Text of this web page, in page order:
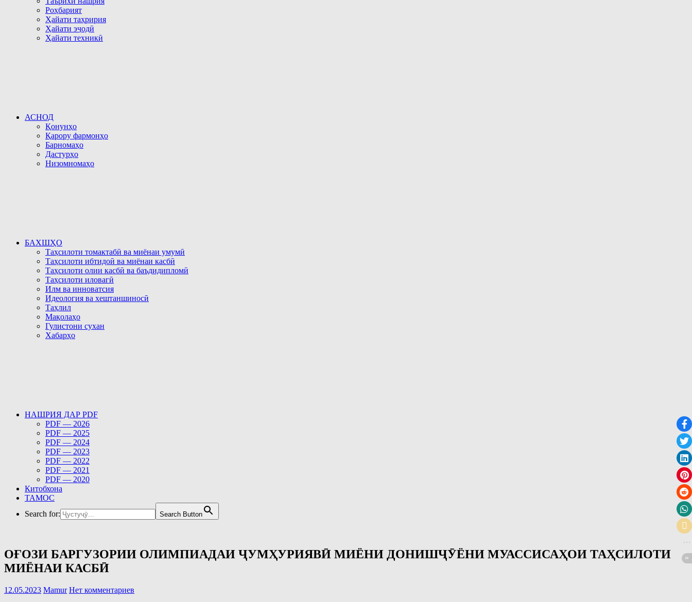
Роҳбарият
Ҳайати таҳририя
Ҳайати эҷодӣ
Ҳайати техникӣ
АСНОД
Қонунҳо
Қарору фармонҳо
Барномаҳо
Дастурҳо
Низомномаҳо
БАХШҲО
Таҳсилоти томактабӣ ва миёнаи умумӣ
Таҳсилоти ибтидоӣ ва миёнаи касбӣ
Таҳсилоти олии касбӣ ва баъдидипломӣ
Таҳсилоти иловагӣ
Илм ва инноватсия
Идеология ва хештаншиносӣ
Таҳлил
Мақолаҳо
Гулистони сухан
Хабарҳо
НАШРИЯ ДАР PDF
PDF — 2026
PDF — 2025
PDF — 2024
PDF — 2023
PDF — 2022
PDF — 2021
PDF — 2020
Китобхона
ТАМОС
Search for:
Search Button
ОҒОЗИ БАРГУЗОРИИ ОЛИМПИАДАИ ҶУМҲУРИЯВӢ МИЁНИ ДОНИШҶӮЁНИ МУАССИСАҲОИ ТАҲСИЛОТИ
МИЁНАИ КАСБӢ
12.05.2023 Mamur Нет комментариев